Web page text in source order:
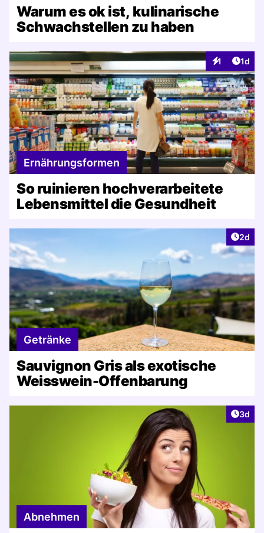
Warum es ok ist, kulinarische
Schwachstellen zu haben
1
Interaktionen
1d
Ernährungsformen
So ruinieren hochverarbeitete
Lebensmittel die Gesundheit
2d
Getränke
Sauvignon Gris als exotische
Weisswein-Offenbarung
3d
Abnehmen